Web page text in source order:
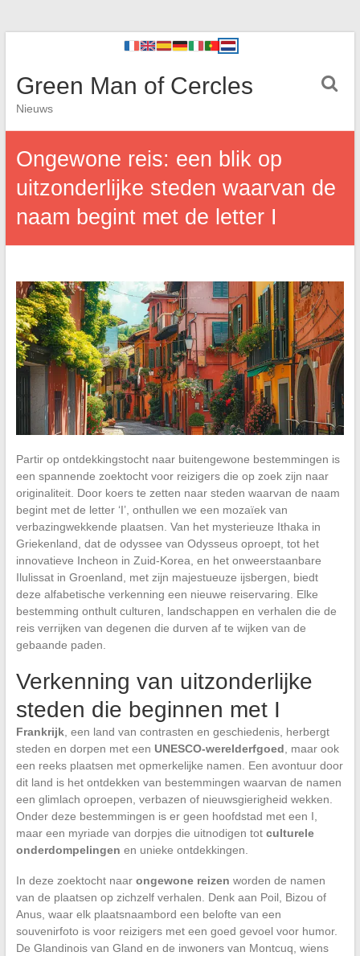
Green Man of Cercles
Nieuws
Ongewone reis: een blik op
uitzonderlijke steden waarvan de
naam begint met de letter I
Partir op ontdekkingstocht naar buitengewone bestemmingen is
een spannende zoektocht voor reizigers die op zoek zijn naar
originaliteit. Door koers te zetten naar steden waarvan de naam
begint met de letter ‘I’, onthullen we een mozaïek van
verbazingwekkende plaatsen. Van het mysterieuze Ithaka in
Griekenland, dat de odyssee van Odysseus oproept, tot het
innovatieve Incheon in Zuid-Korea, en het onweerstaanbare
Ilulissat in Groenland, met zijn majestueuze ijsbergen, biedt
deze alfabetische verkenning een nieuwe reiservaring. Elke
bestemming onthult culturen, landschappen en verhalen die de
reis verrijken van degenen die durven af te wijken van de
gebaande paden.
Verkenning van uitzonderlijke
steden die beginnen met I
Frankrijk, een land van contrasten en geschiedenis, herbergt
steden en dorpen met een UNESCO-werelderfgoed , maar ook
een reeks plaatsen met opmerkelijke namen. Een avontuur door
dit land is het ontdekken van bestemmingen waarvan de namen
een glimlach oproepen, verbazen of nieuwsgierigheid wekken.
Onder deze bestemmingen is er geen hoofdstad met een I,
maar een myriade van dorpjes die uitnodigen tot culturele
onderdompelingen en unieke ontdekkingen.
In deze zoektocht naar ongewone reizen worden de namen
van de plaatsen op zichzelf verhalen. Denk aan Poil, Bizou of
Anus, waar elk plaatsnaambord een belofte van een
souvenirfoto is voor reizigers met een goed gevoel voor humor.
De Glandinois van Gland en de inwoners van Montcuq, wiens